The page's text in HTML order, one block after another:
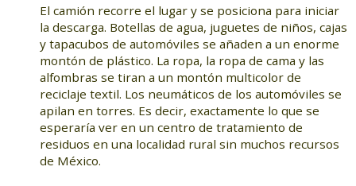
El camión recorre el lugar y se posiciona para iniciar
la descarga. Botellas de agua, juguetes de niños, cajas
y tapacubos de automóviles se añaden a un enorme
montón de plástico. La ropa, la ropa de cama y las
alfombras se tiran a un montón multicolor de
reciclaje textil. Los neumáticos de los automóviles se
apilan en torres. Es decir, exactamente lo que se
esperaría ver en un centro de tratamiento de
residuos en una localidad rural sin muchos recursos
de México.